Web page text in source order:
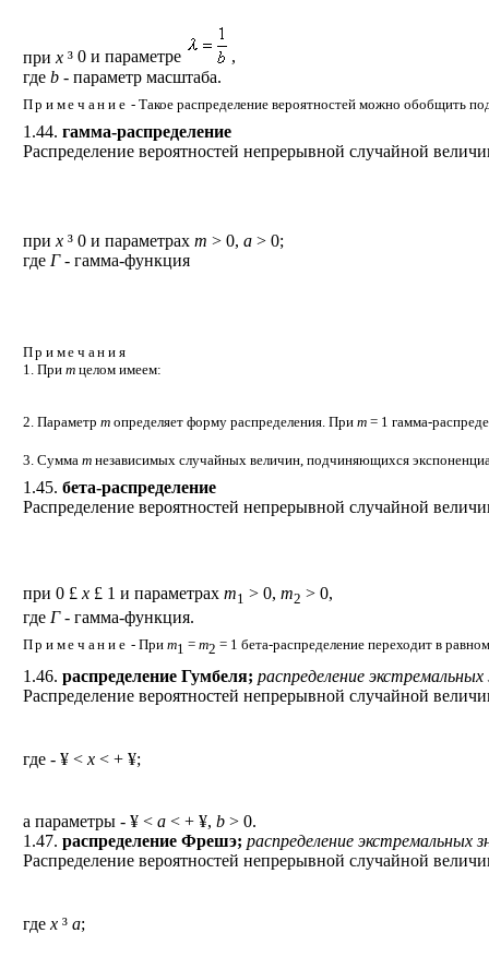
при х ³0 и параметре
,
где b- параметр масштаба.
Примечание - Такое распределение вероятностей можно обобщить
1.44. гамма-распределение
Распределение вероятностей непрерывной случайной
при х ³0 и параметрах m > 0, a> 0;
где Г- гамма-функция
Примечания
1. При mцелом имеем:
2. Параметр mопределяет форму распределения. При m= 1 гамма-
3. Сумма mнезависимых случайных величин, подчиняющихся
1.45. бета-распределение
Распределение вероятностей непрерывной случайной
при 0 £ x £1 и параметрах m1 > 0, m2 > 0,
где Г- гамма-функция.
Примечание - Приm1 =m2 = 1 бета-распределение переходит в
1.46. распределение Гумбеля; распределение
Распределение вероятностей непрерывной случайной
где - ¥< х< + ¥;
а параметры - ¥< a< + ¥, b> 0.
1.47. распределение Фрешэ; распределение экстремальных
Распределение вероятностей непрерывной случайной
где х ³ а;